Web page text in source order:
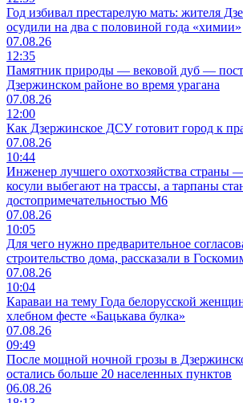
Год избивал престарелую мать: жителя
осудили на два с половиной года «химии»
07.08.26
12:35
Памятник природы — вековой дуб —
Дзержинском районе во время урагана
07.08.26
12:00
Как Дзержинское ДСУ готовит город к
07.08.26
10:44
Инженер лучшего охотхозяйства страны
косули выбегают на трассы, а тарпаны
достопримечательностью М6
07.08.26
10:05
Для чего нужно предварительное
строительство дома, рассказали в
07.08.26
10:04
Караваи на тему Года белорусской
хлебном фесте «Бацькава булка»
07.08.26
09:49
После мощной ночной грозы в
остались больше 20 населенных пунктов
06.08.26